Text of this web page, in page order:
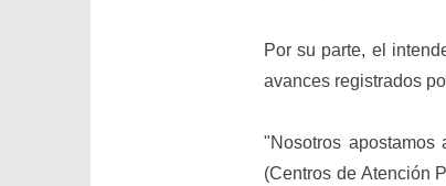
Por su parte, el
avances registrados
"Nosotros
(Centros de Atención